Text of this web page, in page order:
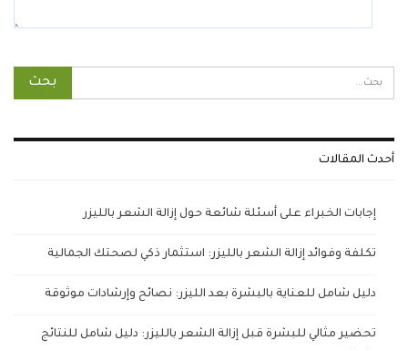
أحدث المقالات
إجابات الخبراء على أسئلة شائعة حول إزالة الشعر بالليزر
تكلفة وفوائد إزالة الشعر بالليزر: استثمار ذكي لصحتك الجمالية
دليل شامل للعناية بالبشرة بعد الليزر: نصائح وإرشادات موثوقة
تحضير مثالي للبشرة قبل إزالة الشعر بالليزر: دليل شامل للنتائج